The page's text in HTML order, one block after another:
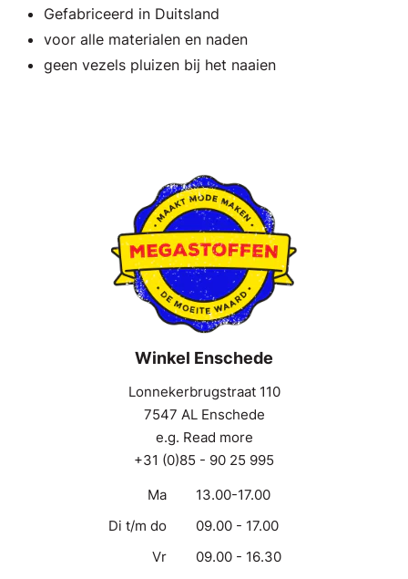
Gefabriceerd in Duitsland
voor alle materialen en naden
geen vezels pluizen bij het naaien
Winkel Enschede
Lonnekerbrugstraat 110
7547 AL Enschede
e.g. Read more
+31 (0)85 - 90 25 995
Ma
13.00-17.00
Di t/m do
09.00 - 17.00
Vr
09.00 - 16.30